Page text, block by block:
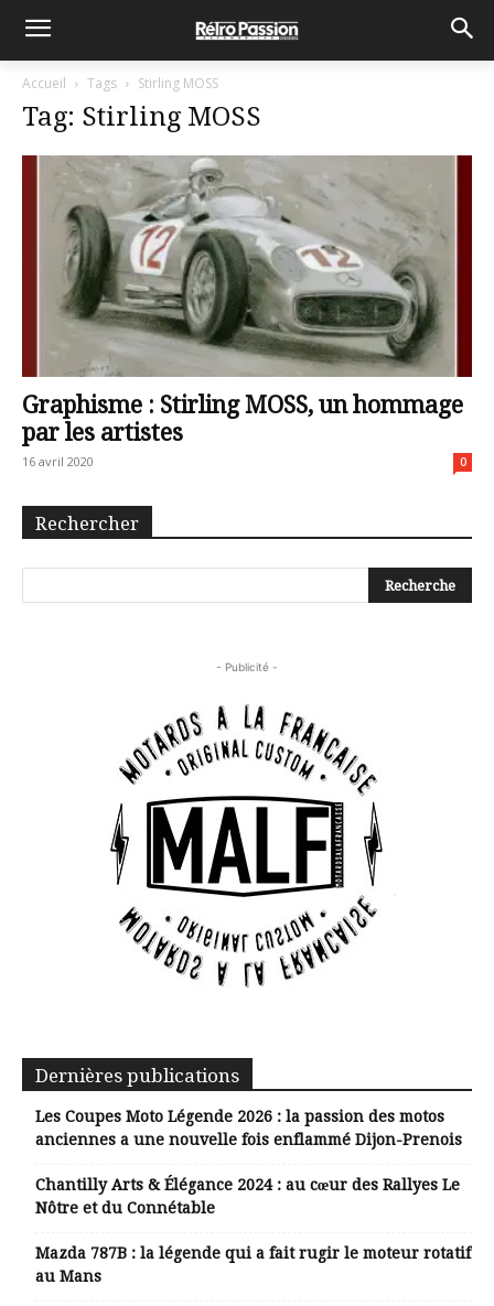
Accueil Tags Stirling MOSS
Tag: Stirling MOSS
Graphisme : Stirling MOSS, un hommage
par les artistes
16 avril 2020 0
Rechercher
- Publicité -
Dernières publications
Les Coupes Moto Légende 2026 : la passion des motos
anciennes a une nouvelle fois enflammé Dijon-Prenois
Chantilly Arts & Élégance 2024 : au cœur des Rallyes Le
Nôtre et du Connétable
Mazda 787B : la légende qui a fait rugir le moteur rotatif
au Mans